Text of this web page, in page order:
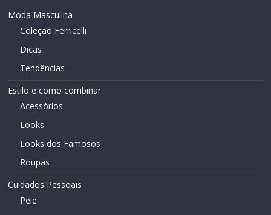
Moda Masculina
Coleção Ferricelli
Dicas
Tendências
Estilo e como combinar
Acessórios
Looks
Looks dos Famosos
Roupas
Cuidados Pessoais
Pele